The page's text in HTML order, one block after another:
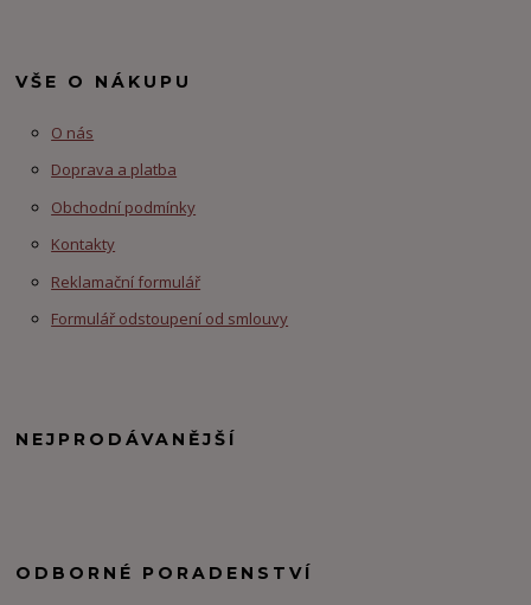
VŠE O NÁKUPU
O nás
Doprava a platba
Obchodní podmínky
Kontakty
Reklamační formulář
Formulář odstoupení od smlouvy
NEJPRODÁVANĚJŠÍ
ODBORNÉ PORADENSTVÍ